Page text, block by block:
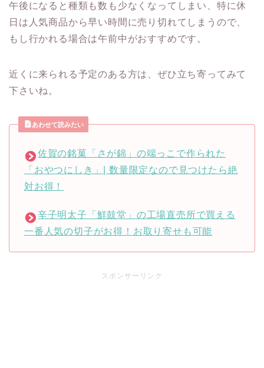
午後になると種類も数も少なくなってしまい、特に休
日は人気商品から早い時間に売り切れてしまうので、
もし行かれる場合は午前中がおすすめです。
近くに来られる予定のある方は、ぜひ立ち寄ってみて
下さいね。
あわせて読みたい
佐賀の銘菓「さが錦」の端っこで作られた
「おやつにしき」| 数量限定なので見つけたら絶
対お得！
辛子明太子「鮮鼓堂」の工場直売所で買える
一番人気の切子がお得！お取り寄せも可能
スポンサーリンク